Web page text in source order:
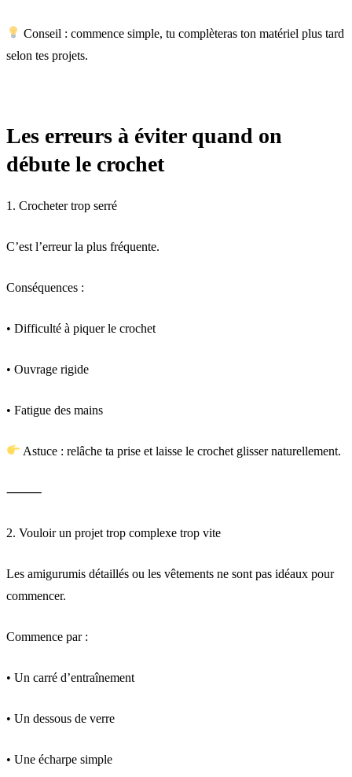
Conseil : commence simple, tu complèteras ton matériel plus tard
selon tes projets.
Les erreurs à éviter quand on
débute le crochet
1. Crocheter trop serré
C’est l’erreur la plus fréquente.
Conséquences :
• Difficulté à piquer le crochet
• Ouvrage rigide
• Fatigue des mains
Astuce : relâche ta prise et laisse le crochet glisser naturellement.
⸻
2. Vouloir un projet trop complexe trop vite
Les amigurumis détaillés ou les vêtements ne sont pas idéaux pour
commencer.
Commence par :
• Un carré d’entraînement
• Un dessous de verre
• Une écharpe simple